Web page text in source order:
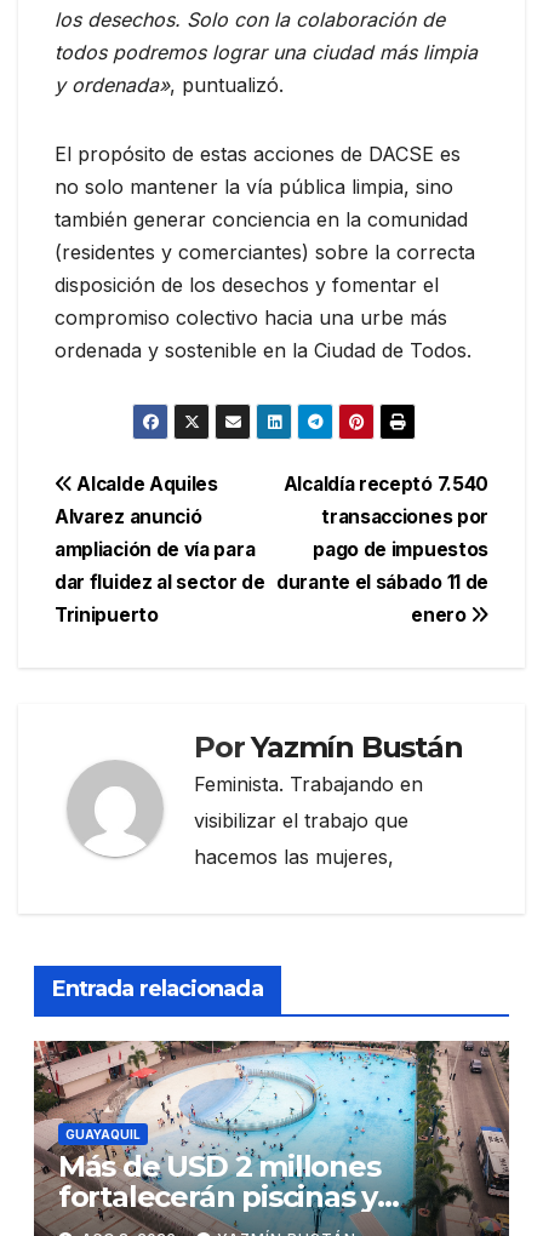
los desechos. Solo con la colaboración de
todos podremos lograr una ciudad más limpia
y ordenada», puntualizó.
El propósito de estas acciones de DACSE es
no solo mantener la vía pública limpia, sino
también generar conciencia en la comunidad
(residentes y comerciantes) sobre la correcta
disposición de los desechos y fomentar el
compromiso colectivo hacia una urbe más
ordenada y sostenible en la Ciudad de Todos.
Navegación
de
entradas
Alcaldía receptó 7.540
transacciones por
pago de impuestos
durante el sábado 11 de
enero
Alcalde Aquiles
Alvarez anunció
ampliación de vía para
dar fluidez al sector de
Trinipuerto
PorYazmín Bustán
Feminista. Trabajando en
visibilizar el trabajo que
hacemos las mujeres,
Entrada relacionada
GUAYAQUIL
Más de USD 2 millones
fortalecerán piscinas y
parques acuáticos